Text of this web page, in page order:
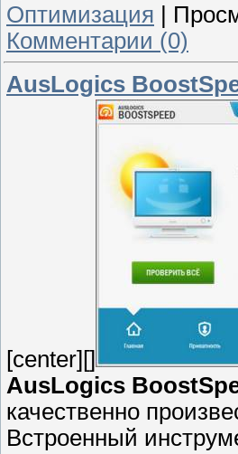
Оптимизация
Комментарии (0)
AusLogics
[center][]
AusLogics
качественно
Встроенный